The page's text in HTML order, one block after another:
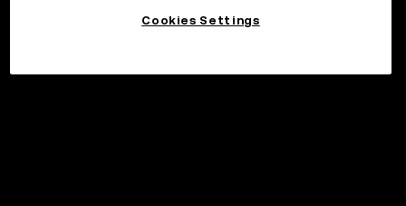
Cookies Settings